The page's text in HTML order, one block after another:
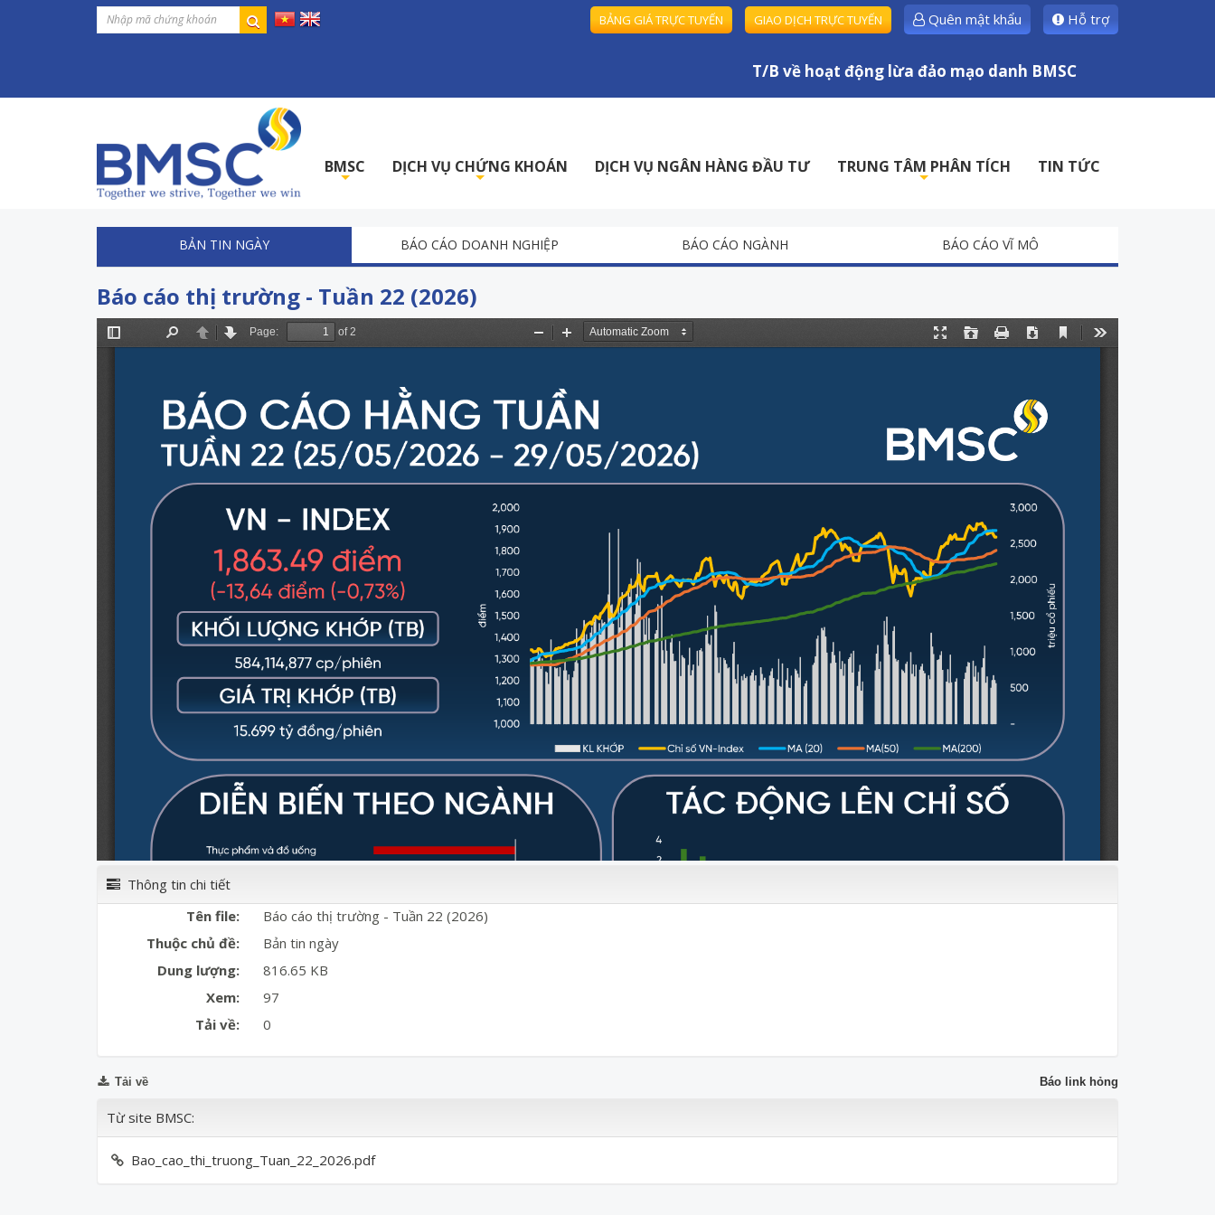
BẢNG GIÁ TRỰC TUYẾN GIAO DỊCH TRỰC TUYẾN Quên mật khẩu Hỗ trợ
T/B về hoạt động lừa đảo mạo danh BMSC
BMSC DỊCH VỤ CHỨNG KHOÁN DỊCH VỤ NGÂN HÀNG ĐẦU TƯ TRUNG TÂM PHÂN TÍCH TIN TỨC
BẢN TIN NGÀY BÁO CÁO DOANH NGHIỆP BÁO CÁO NGÀNH BÁO CÁO VĨ MÔ
Báo cáo thị trường - Tuần 22 (2026)
Thông tin chi tiết
Tên file:
Báo cáo thị trường - Tuần 22 (2026)
Thuộc chủ đề:
Bản tin ngày
Dung lượng:
816.65 KB
Xem:
97
Tải về:
0
Báo link hỏng
Tải về
Từ site BMSC:
Bao_cao_thi_truong_Tuan_22_2026.pdf